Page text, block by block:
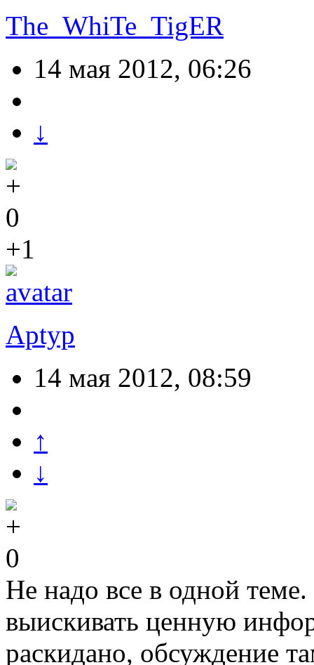
The_WhiTe_TigER
14 мая 2012, 06:26
↓
0
+1
Aptyp
14 мая 2012, 08:59
↑
↓
0
Не надо все в одной
выискивать ценную
раскидано, обсуждение